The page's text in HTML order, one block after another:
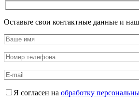
Оставьте свои контактные данные и
Я согласен на обработку